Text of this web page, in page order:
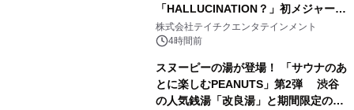
「HALLUCINATION？」初メジャー配
信リリース決定！
株式会社テイチクエンタテインメント
4時間前
スヌーピーの湯が登場！ 「サウナのあ
とに楽しむPEANUTS」第2弾 渋谷
の人気銭湯「改良湯」と期間限定のコ